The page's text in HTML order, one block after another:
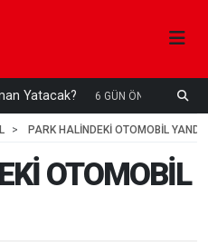
Yatacak? 6 GÜN ÖNCE
PARK HALİNDEKİ OTOMOBİL YANDI
OTOMOBİL